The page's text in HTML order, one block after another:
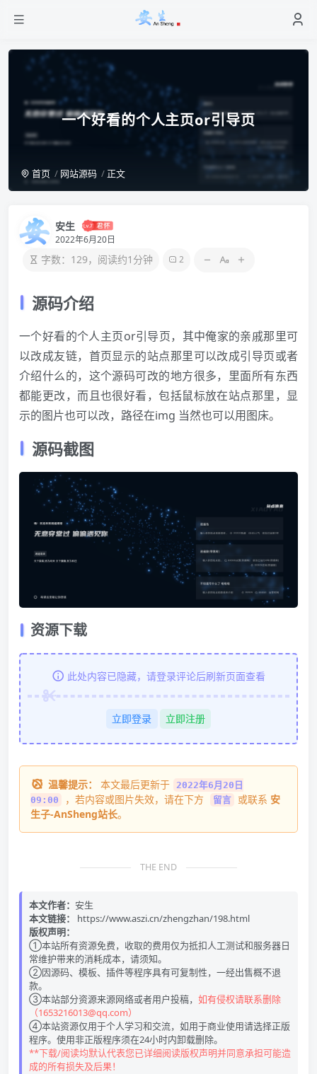
一个好看的个人主页or引导页
首页 网站源码 正文
安生
2022年6月20日
字数：129，阅读约1分钟 2
源码介绍
一个好看的个人主页or引导页，其中俺家的亲戚那里可
以改成友链，首页显示的站点那里可以改成引导页或者
介绍什么的，这个源码可改的地方很多，里面所有东西
都能更改，而且也很好看，包括鼠标放在站点那里，显
示的图片也可以改，路径在img 当然也可以用图床。
源码截图
资源下载
此处内容已隐藏，请登录评论后刷新页面查看
立即登录 立即注册
温馨提示： 本文最后更新于 2022年6月20日
09:00
，若内容或图片失效，请在下方 留言 或联系 安
生子-AnSheng站长。
THE END
本文作者： 安生
本文链接：
https://www.aszi.cn/zhengzhan/198.html
版权声明：
①本站所有资源免费，收取的费用仅为抵扣人工测试和服务器日
常维护带来的消耗成本，请须知。
②因源码、模板、插件等程序具有可复制性，一经出售概不退
款。
③本站部分资源来源网络或者用户投稿， 如有侵权请联系删除
（1653216013@qq.com）
④本站资源仅用于个人学习和交流，如用于商业使用请选择正版
程序。使用非正版程序须在24小时内卸载删除。
**下载/阅读均默认代表您已详细阅读版权声明并同意承担可能造
成的所有损失及后果！